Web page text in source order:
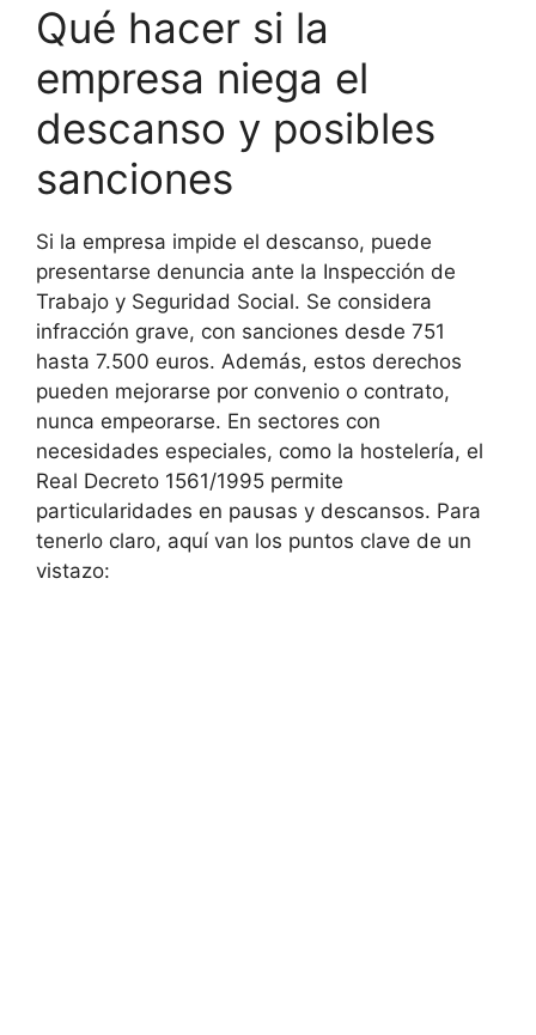
Qué hacer si la
empresa niega el
descanso y posibles
sanciones
Si la empresa impide el descanso, puede
presentarse denuncia ante la Inspección de
Trabajo y Seguridad Social. Se considera
infracción grave, con sanciones desde 751
hasta 7.500 euros. Además, estos derechos
pueden mejorarse por convenio o contrato,
nunca empeorarse. En sectores con
necesidades especiales, como la hostelería, el
Real Decreto 1561/1995 permite
particularidades en pausas y descansos. Para
tenerlo claro, aquí van los puntos clave de un
vistazo: